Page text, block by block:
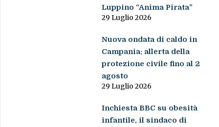
Luppino “Anima Pirata”
29 Luglio 2026
Nuova ondata di caldo in
Campania: allerta della
protezione civile fino al 2
agosto
29 Luglio 2026
Inchiesta BBC su obesità
infantile, il sindaco di